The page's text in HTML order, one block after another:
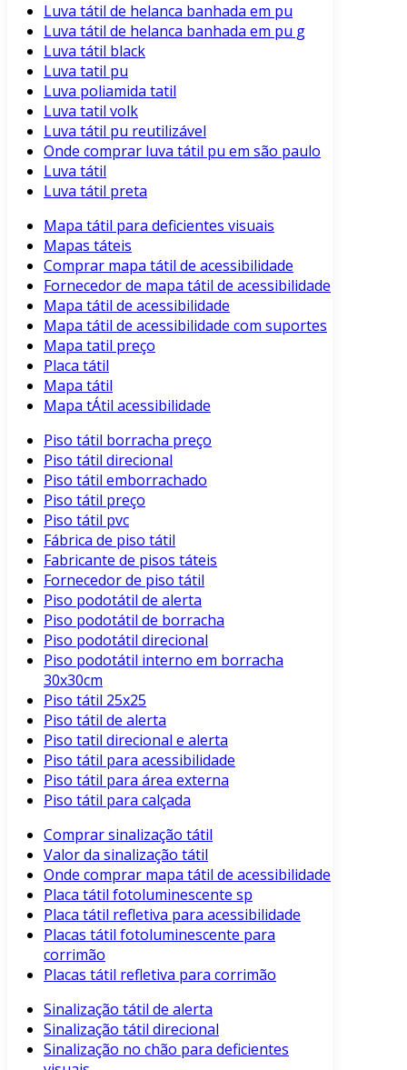
Luva tátil de helanca banhada em pu
Luva tátil de helanca banhada em pu g
Luva tátil black
Luva tatil pu
Luva poliamida tatil
Luva tatil volk
Luva tátil pu reutilizável
Onde comprar luva tátil pu em são paulo
Luva tátil
Luva tátil preta
Mapa tátil para deficientes visuais
Mapas táteis
Comprar mapa tátil de acessibilidade
Fornecedor de mapa tátil de acessibilidade
Mapa tátil de acessibilidade
Mapa tátil de acessibilidade com suportes
Mapa tatil preço
Placa tátil
Mapa tátil
Mapa tÁtil acessibilidade
Piso tátil borracha preço
Piso tátil direcional
Piso tátil emborrachado
Piso tátil preço
Piso tátil pvc
Fábrica de piso tátil
Fabricante de pisos táteis
Fornecedor de piso tátil
Piso podotátil de alerta
Piso podotátil de borracha
Piso podotátil direcional
Piso podotátil interno em borracha
30x30cm
Piso tátil 25x25
Piso tátil de alerta
Piso tatil direcional e alerta
Piso tátil para acessibilidade
Piso tátil para área externa
Piso tátil para calçada
Comprar sinalização tátil
Valor da sinalização tátil
Onde comprar mapa tátil de acessibilidade
Placa tátil fotoluminescente sp
Placa tátil refletiva para acessibilidade
Placas tátil fotoluminescente para
corrimão
Placas tátil refletiva para corrimão
Sinalização tátil de alerta
Sinalização tátil direcional
Sinalização no chão para deficientes